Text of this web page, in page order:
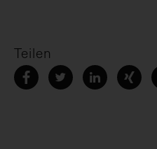
Teilen